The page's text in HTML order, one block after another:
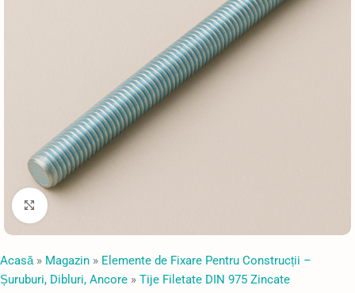
Faceți click pentru a mări
Acasă» Magazin » Elemente de Fixare Pentru Construcții –
Șuruburi, Dibluri, Ancore » Tije Filetate DIN 975 Zincate